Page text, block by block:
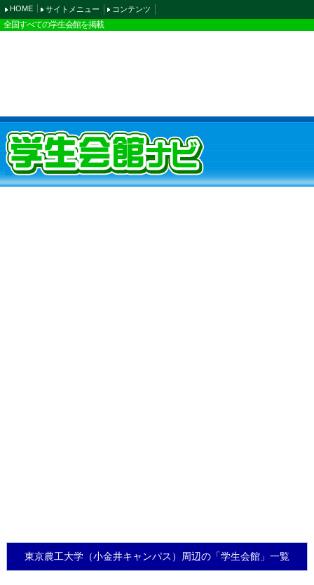
HOME サイトメニュー コンテンツ
全国すべての学生会館を掲載
東京農工大学（小金井キャンパス）周辺の「学生会館」一覧